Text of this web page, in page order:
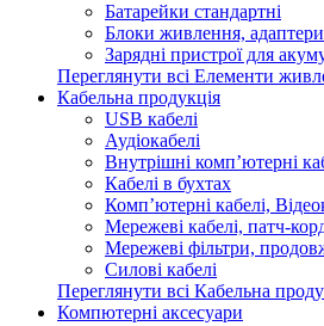
Батарейки стандартні
Блоки живлення, адаптери
Зарядні пристрої для
Переглянути всі Елементи
Кабельна продукція
USB кабелі
Аудіокабелі
Внутрішні комп’ютерні
Кабелі в бухтах
Комп’ютерні кабелі,
Мережеві кабелі, патч-
Мережеві фільтри,
Силові кабелі
Переглянути всі Кабельна
Компютерні аксесуари